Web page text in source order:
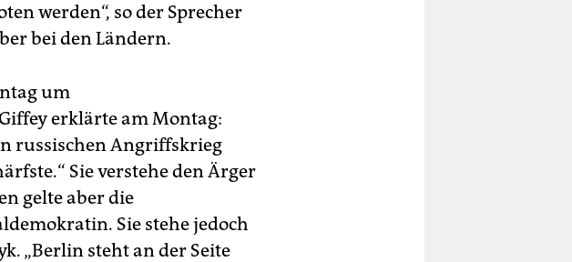
werden“, so der Sprecher
bei den Ländern.
um
erklärte am Montag:
russischen Angriffskrieg
Sie verstehe den Ärger
gelte aber die
Sie stehe jedoch
„Berlin steht an der Seite